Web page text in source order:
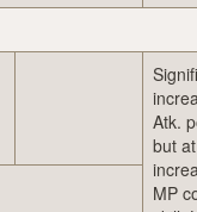
Atk.
but
MP